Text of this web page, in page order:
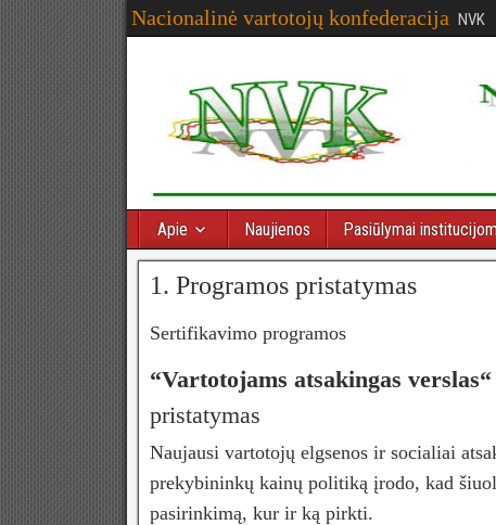
Nacionalinė vartotojų konfederacija NVK
Apie Naujienos Pasiūlymai
1. Programos pristatymas
Sertifikavimo programos
“Vartotojams atsakingas verslas“
pristatymas
Naujausi vartotojų elgsenos ir socialiai
prekybininkų kainų politiką įrodo, kad
pasirinkimą, kur ir ką pirkti.